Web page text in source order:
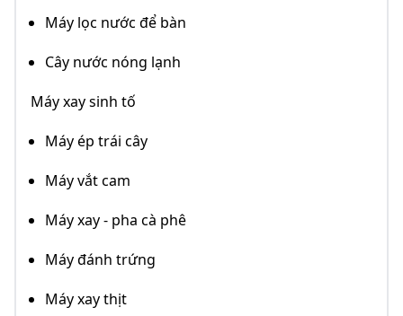
Máy lọc nước để bàn
Cây nước nóng lạnh
Máy xay sinh tố
Máy ép trái cây
Máy vắt cam
Máy xay - pha cà phê
Máy đánh trứng
Máy xay thịt